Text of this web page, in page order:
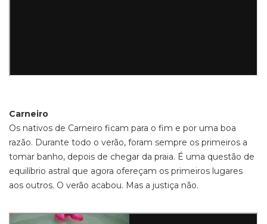
Carneiro
Os nativos de Carneiro ficam para o fim e por uma boa
razão. Durante todo o verão, foram sempre os primeiros a
tomar banho, depois de chegar da praia. É uma questão de
equilíbrio astral que agora ofereçam os primeiros lugares
aos outros. O verão acabou. Mas a justiça não.